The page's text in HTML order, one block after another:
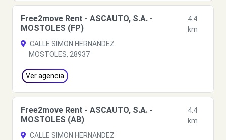
Free2move Rent - ASCAUTO, S.A. -
MOSTOLES (FP)
4.4
km
CALLE SIMON HERNANDEZ
MOSTOLES, 28937
Ver agencia
Free2move Rent - ASCAUTO, S.A. -
MOSTOLES (AB)
4.4
km
CALLE SIMON HERNANDEZ